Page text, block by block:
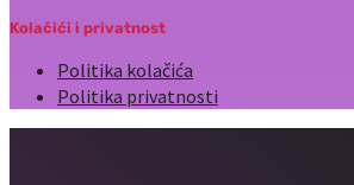
Kolačići i privatnost
Politika kolačića
Politika privatnosti